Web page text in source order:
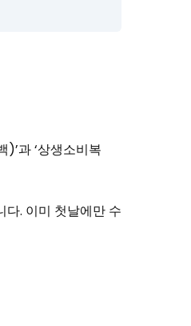
과 ‘상생소비복
. 이미 첫날에만 수